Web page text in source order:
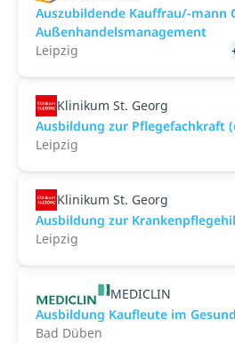
Auszubildende Kauffrau/-mann
Außenhandelsmanagement
Leipzig
Klinikum St. Georg
Ausbildung zur Pflegefachkraft
Leipzig
Klinikum St. Georg
Ausbildung zur
Leipzig
MEDICLIN
Ausbildung Kaufleute im
Bad Düben